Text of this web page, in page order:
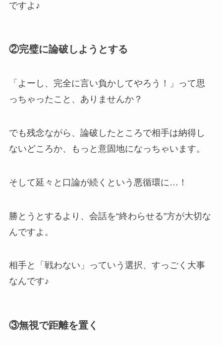
ですよ♪
②完璧に論破しようとする
「よーし、完全に言い負かしてやろう！」って思
っちゃったこと、ありませんか？
でも残念ながら、論破したところで相手は納得し
ないどころか、もっと意固地になっちゃいます。
そして延々と口論が続くという悪循環に…！
勝とうとするより、会話を“終わらせる”方が大切な
んですよ。
相手と「戦わない」っていう選択、すっごく大事
なんです♪
③無視で距離を置く